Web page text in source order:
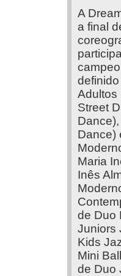
A
a final
Adultos
Street
Dance)
Maria
Inês
de Duo
Juniors
Kids
Mini
de Duo